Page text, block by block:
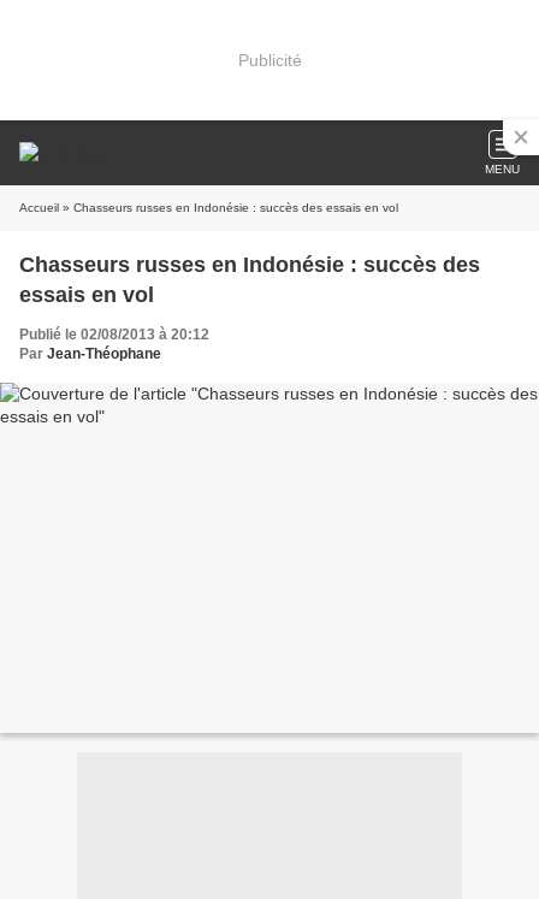
Publicité
MENU
Accueil » Chasseurs russes en Indonésie : succès des essais en vol
Chasseurs russes en Indonésie : succès des
essais en vol
Publié le 02/08/2013 à 20:12
Par Jean-Théophane